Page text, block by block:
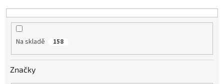
u
Na skladě 158
Značky